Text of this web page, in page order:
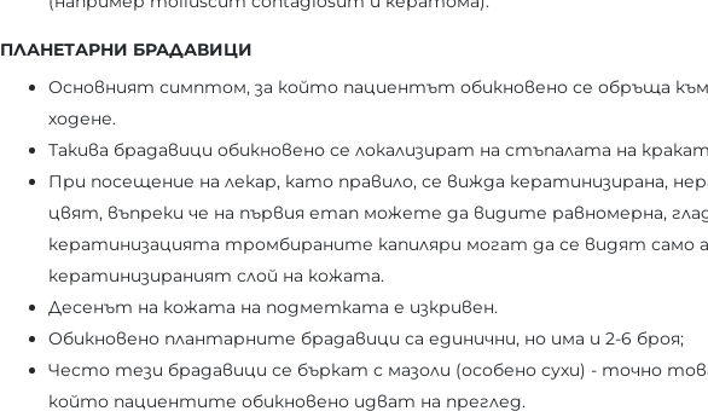
ПЛАНЕТАРНИ БРАДАВИЦИ
Основният симптом, за който пациентът обикновено се обръща към
ходене.
Такива брадавици обикновено се локализират на стъпалата на
При посещение на лекар, като правило, се вижда кератинизирана,
цвят, въпреки че на първия етап можете да видите равномерна,
кератинизацията тромбираните капиляри могат да се видят само
кератинизираният слой на кожата.
Десенът на кожата на подметката е изкривен.
Обикновено плантарните брадавици са единични, но има и 2-6 броя;
Често тези брадавици се бъркат с мазоли (особено сухи) - точно
който пациентите обикновено идват на преглед.